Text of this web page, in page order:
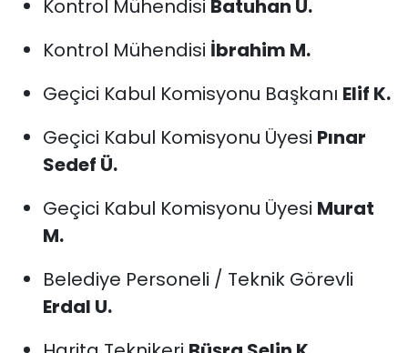
Kontrol Mühendisi Batuhan U.
Kontrol Mühendisi İbrahim M.
Geçici Kabul Komisyonu Başkanı Elif K.
Geçici Kabul Komisyonu Üyesi Pınar
Sedef Ü.
Geçici Kabul Komisyonu Üyesi Murat
M.
Belediye Personeli / Teknik Görevli
Erdal U.